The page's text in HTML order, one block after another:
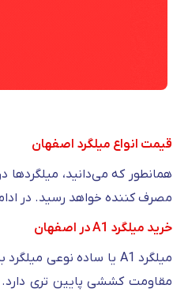
قیمت انواع میلگرد اصفهان
مصرف کننده خواهد رسید. در
خرید میلگرد A1 در اصفهان